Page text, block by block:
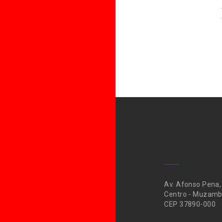
Av. Afonso Pena,
Centro -
CEP 37890-000